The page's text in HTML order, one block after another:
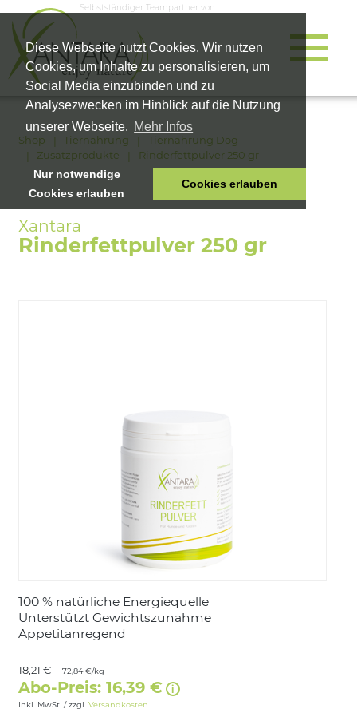
Diese Webseite nutzt Cookies. Wir nutzen
Cookies, um Inhalte zu personalisieren, um
Social Media einzubinden und zu
Analysezwecken im Hinblick auf die Nutzung
unserer Webseite. Mehr Infos
Nur notwendige
Cookies erlauben
Cookies erlauben
Selbstständiger Teampartner von
HOME
TIERNAHRUNG
VITALPRODUKTE
Shop Tiernahrung
Tiernahrung Dog
Zusatzprodukte
Rinderfettpulver 250 gr
Rinderfettpulver 250 gr
100 % natürliche Energiequelle
Unterstützt Gewichtszunahme
Appetitanregend
18,21 € 72,84 €/kg
Abo-Preis: 16,39 €
Inkl. MwSt. / zzgl. Versandkosten